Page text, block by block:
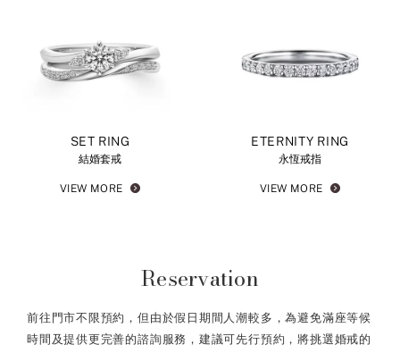
SET RING
結婚套戒
VIEW MORE
ETERNITY RING
永恆戒指
VIEW MORE
Reservation
前往門市不限預約，但由於假日期間人潮較多，為避免滿座等候
時間及提供更完善的諮詢服務，建議可先行預約，將挑選婚戒的